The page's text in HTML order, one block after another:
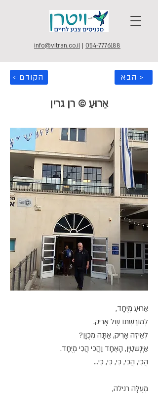
info@vitran.co.il | 054-7776188
< הקודם הבא >
אֵרוּעַ © רן גרין
אֵרוּעַ מְיֻחָד,
לְמוֹרַשְׁתּוֹ שֶׁל אָרִיק.
לְאֵיזֶה אָרִיק, אַתָּה מְכֻוָּן?
אַיְנְשְׁטַיְן, הָאֶחָד וַהֲכִי הֲכִי מְיֻחָד.
הֲכִי, הֲכִי, כִּי, כִּי, כִּי...
מְעֻלָּה רנילה,